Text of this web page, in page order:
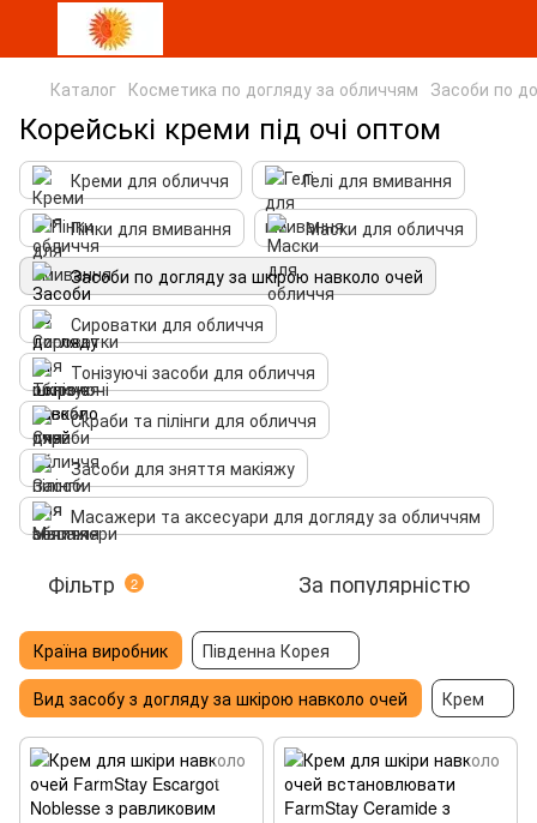
Каталог Косметика по догляду за обличчям Засоби по
Корейські креми під очі оптом
Креми для обличчя
Гелі для вмивання
Пінки для вмивання
Маски для обличчя
Засоби по догляду за шкірою навколо очей
Сироватки для обличчя
Тонізуючі засоби для обличчя
Скраби та пілінги для обличчя
Засоби для зняття макіяжу
Масажери та аксесуари для догляду за обличчям
Фільтр 2 За популярністю
Країна виробник
Південна Корея
Вид засобу з догляду за шкірою навколо очей
Крем